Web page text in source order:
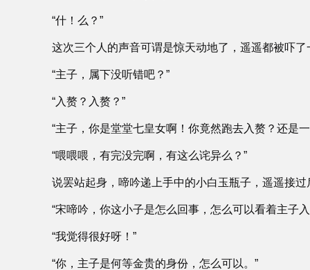
“什！么？”
这次三个人的声音可谓是惊天动地了，遥遥都被吓
“主子，属下没听错吧？”
“入赘？入赘？”
“主子，你是堂堂七皇女啊！你竟然跑去入赘？还是
“喂喂喂，有完没完啊，有这么诧异么？”
说罢站起身，啼吟递上手中的小白玉瓶子，遥遥接
“宋啼吟，你这小子是怎么回事，怎么可以看着主子
“我觉得很好呀！”
“你，主子是何等金贵的身份，怎么可以。”